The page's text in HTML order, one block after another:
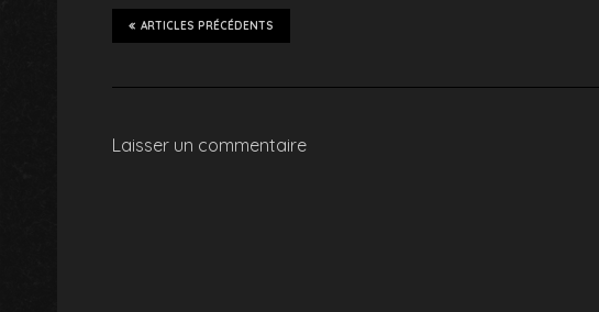
ARTICLES PRÉCÉDENTS
Laisser un commentaire